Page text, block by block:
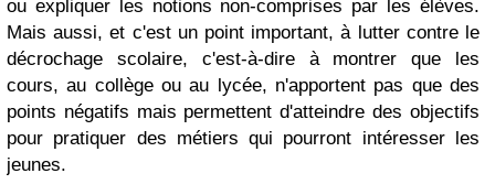
ou expliquer les notions non-comprises par les élèves.
Mais aussi, et c'est un point important, à lutter contre le
décrochage scolaire, c'est-à-dire à montrer que les
cours, au collège ou au lycée, n'apportent pas que des
points négatifs mais permettent d'atteindre des objectifs
pour pratiquer des métiers qui pourront intéresser les
jeunes.